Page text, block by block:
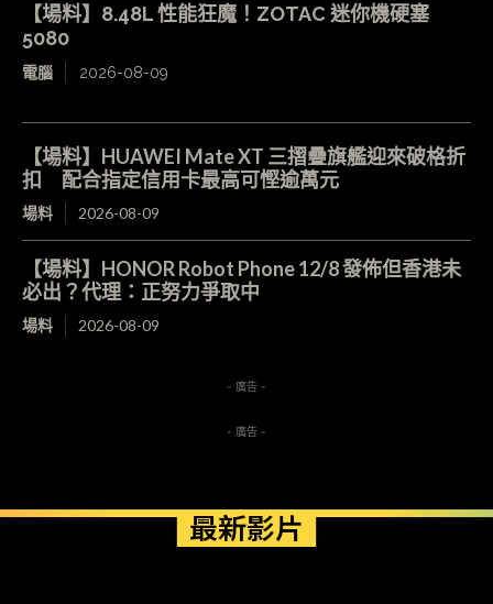
【場料】8.48L 性能狂魔！ZOTAC 迷你機硬塞
5080
電腦 2026-08-09
【場料】HUAWEI Mate XT 三摺疊旗艦迎來破格折
扣 配合指定信用卡最高可慳逾萬元
場料 2026-08-09
【場料】HONOR Robot Phone 12/8 發佈但香港未
必出？代理：正努力爭取中
場料 2026-08-09
- 廣告 -
- 廣告 -
最新影片